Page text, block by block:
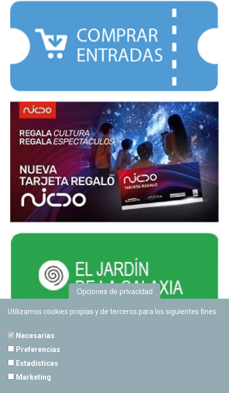
Opciones de privacidad
Utilizamos cookies propias y de terceros para los siguientes fines:
Necesarias
Preferencias
Estadísticas
Marketing